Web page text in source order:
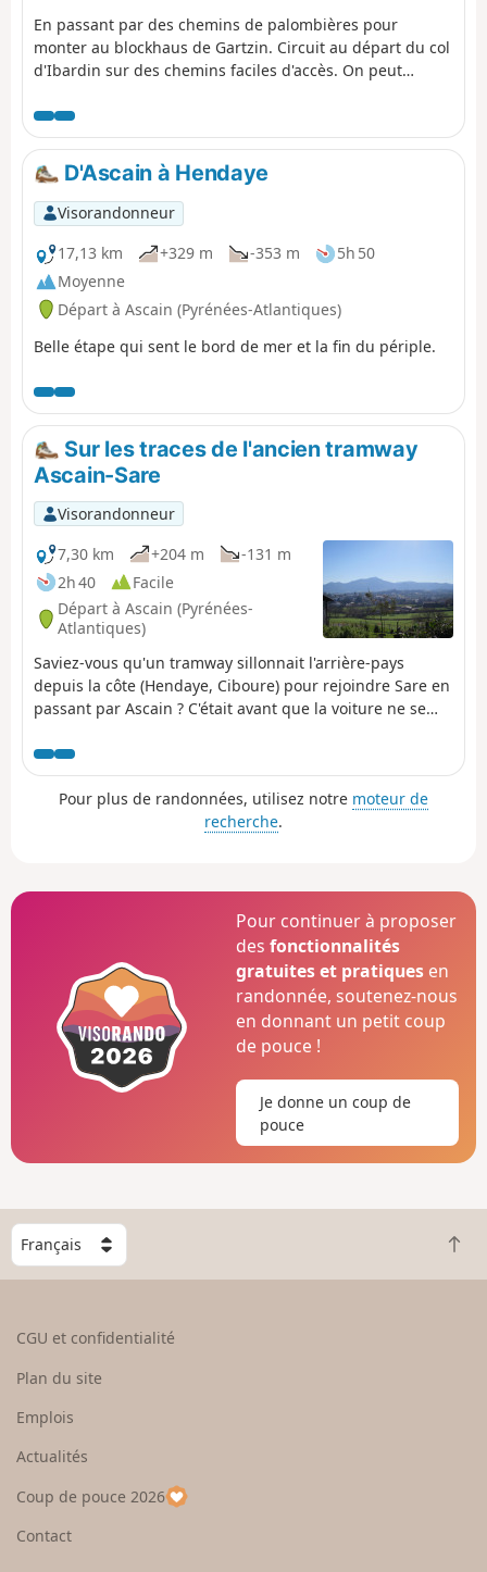
En passant par des chemins de palombières pour
monter au blockhaus de Gartzin. Circuit au départ du col
d'Ibardin sur des chemins faciles d'accès. On peut
D'Ascain à Hendaye
Visorandonneur
17,13 km
+329 m -353 m
5h 50
Moyenne
Départ à Ascain (Pyrénées-Atlantiques)
Belle étape qui sent le bord de mer et la fin du périple.
Sur les traces de l'ancien tramway
Ascain-Sare
Visorandonneur
7,30 km
+204 m
-131 m
2h 40
Facile
Départ à Ascain (Pyrénées-
Atlantiques)
Saviez-vous qu'un tramway sillonnait l'arrière-pays
depuis la côte (Hendaye, Ciboure) pour rejoindre Sare en
passant par Ascain ? C'était avant que la voiture ne se
son tracé, tiré des archives disponibles. Le paysage en a
gardé le souvenir que l'on découvre lors de cette
escapade sous l'œil bienveillant du Mont Esnaur.
Pour plus de randonnées, utilisez notre moteur de
recherche.
Pour continuer à proposer
desfonctionnalités
gratuites et pratiques en
randonnée, soutenez-nous
en donnant un petit coup
de pouce !
Je donne un coup de
pouce
C
o
e
u
p
a
R
e
CGU et confidentialité
Plan du site
Emplois
Actualités
Coup de pouce 2026
Contact